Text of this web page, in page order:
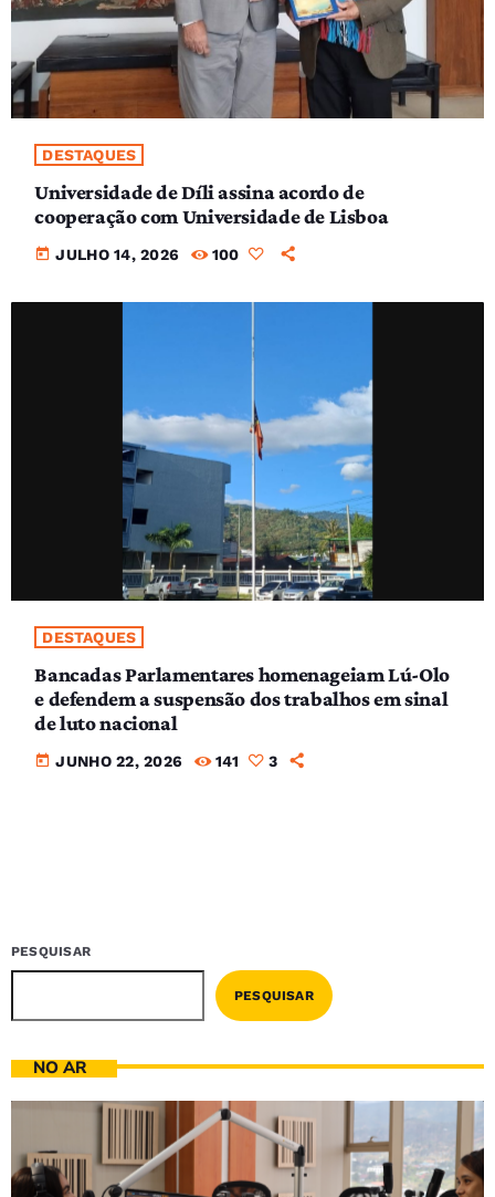
DESTAQUES
Universidade de Díli assina acordo de
cooperação com Universidade de Lisboa
today JULHO 14, 2026 100
DESTAQUES
Bancadas Parlamentares homenageiam Lú-Olo
e defendem a suspensão dos trabalhos em sinal
de luto nacional
today JUNHO 22, 2026 141 3
PESQUISAR
PESQUISAR
NO AR